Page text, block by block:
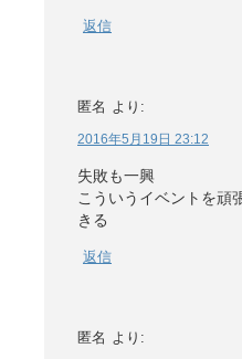
返信
匿名 より:
2016年5月19日 23:12
失敗も一興
こういうイベントを頑
きる
返信
匿名 より: